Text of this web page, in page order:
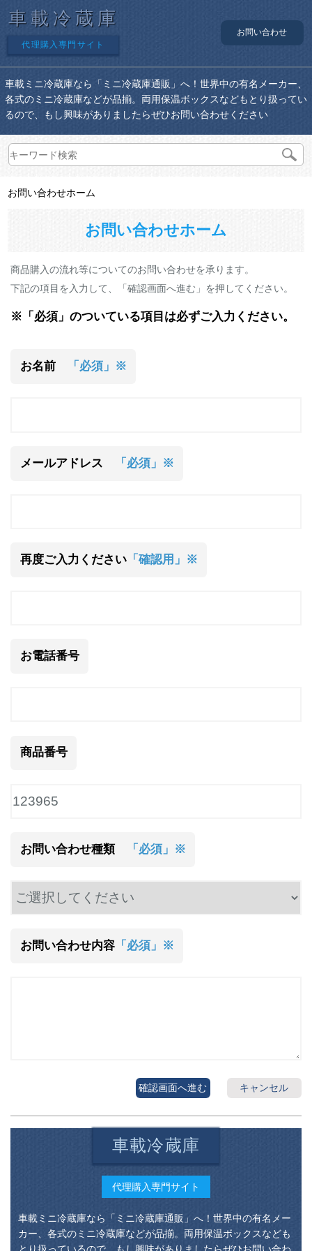
車載冷蔵庫
代理購入専門サイト
お問い合わせ
車載ミニ冷蔵庫なら「ミニ冷蔵庫通販」へ！世界中の有名メーカー、
各式のミニ冷蔵庫などが品揃。両用保温ボックスなどもとり扱ってい
るので、もし興味がありましたらぜひお問い合わせください
お問い合わせホーム
お問い合わせホーム
商品購入の流れ等についてのお問い合わせを承ります。
下記の項目を入力して、「確認画面へ進む」を押してください。
※「必須」のついている項目は必ずご入力ください。
お名前 「必須」※
メールアドレス 「必須」※
再度ご入力ください「確認用」※
お電話番号
商品番号
お問い合わせ種類 「必須」※
お問い合わせ内容「必須」※
キャンセル
確認画面へ進む
車載冷蔵庫
代理購入専門サイト
車載ミニ冷蔵庫なら「ミニ冷蔵庫通販」へ！世界中の有名メー
カー、各式のミニ冷蔵庫などが品揃。両用保温ボックスなども
とり扱っているので、もし興味がありましたらぜひお問い合わ